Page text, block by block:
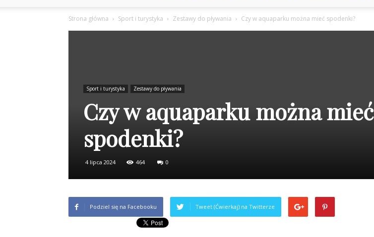
Strona główna Sport i turystyka Zestawy do pływania Czy w aquaparku można mieć spodenki?
Sport i turystyka Zestawy do pływania
Czy w aquaparku można mieć
spodenki?
4 lipca 2024 464 0
Podziel się na Facebooku Tweet (Ćwierkaj) na Twitterze